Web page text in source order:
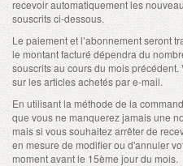
recevoir automatiquement les
souscrits ci-dessous.
Le paiement et l’abonnement seront
le montant facturé dépendra du
souscrits au cours du mois
sur les articles achetés par e-mail.
En utilisant la méthode de la
que vous ne manquerez jamais une
mais si vous souhaitez arrêter de
en mesure de modifier ou d'annuler
moment avant le 15ème jour du mois.